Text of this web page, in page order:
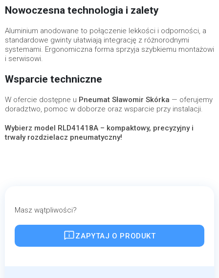
Nowoczesna technologia i zalety
Aluminium anodowane to połączenie lekkości i odporności, a
standardowe gwinty ułatwiają integrację z różnorodnymi
systemami. Ergonomiczna forma sprzyja szybkiemu montażowi
i serwisowi.
Wsparcie techniczne
W ofercie dostępne u Pneumat Sławomir Skórka — oferujemy
doradztwo, pomoc w doborze oraz wsparcie przy instalacji.
Wybierz model RLD41418A – kompaktowy, precyzyjny i
trwały rozdzielacz pneumatyczny!
Masz wątpliwości?
ZAPYTAJ O PRODUKT